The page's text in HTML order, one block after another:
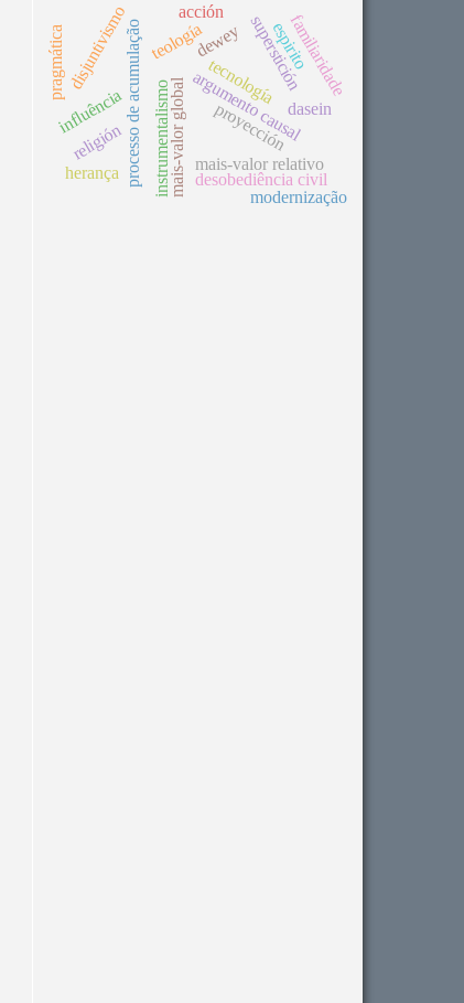
argumento causal
superstición
proyección
processo de acumulação mais-valor global mais-valor relativo
disjuntivismo
religión
tecnología
instrumentalismo
dewey
teología espirito
influência
familiaridade
desobediência civil
dasein
herança
modernização
pragmática
acción